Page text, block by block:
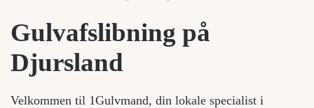
Gulvafslibning på
Djursland
Velkommen til 1Gulvmand, din lokale specialist i